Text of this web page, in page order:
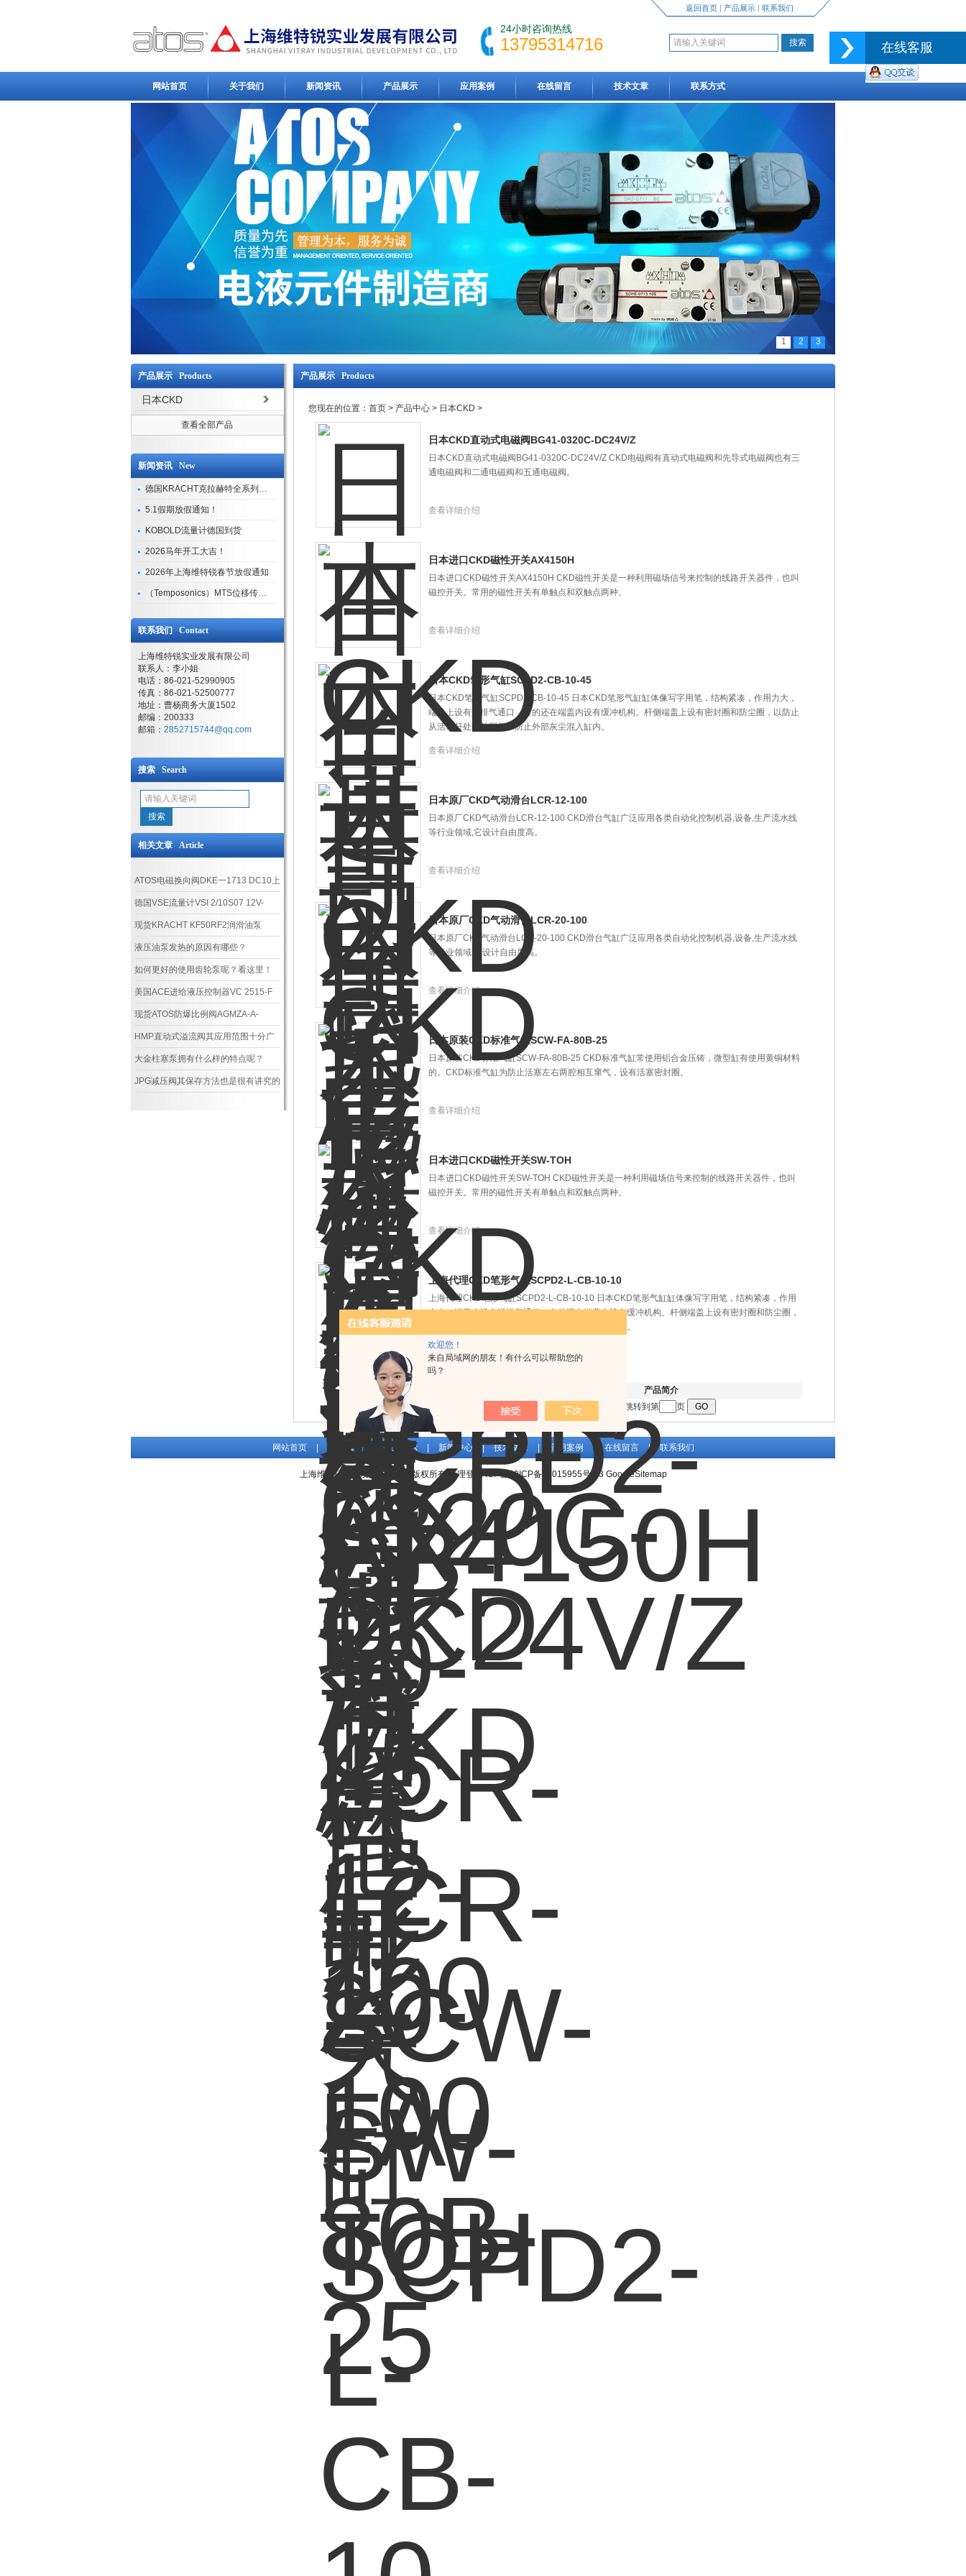
欢迎您！
来自局域网的朋友！有什么可以帮助您的
吗？
返回首页| 产品展示| 联系我们
24小时咨询热线
13795314716
网站首页 关于我们 新闻资讯 产品展示 应用案例 在线留言 技术文章 联系方式
1 2 3
产品展示 Products
日本CKD
查看全部产品
新闻资讯 New
德国KRACHT克拉赫特全系列现货库存
5.1假期放假通知！
KOBOLD流量计德国到货
2026马年开工大吉！
2026年上海维特锐春节放假通知
（Temposonics）MTS位移传感器现货库存型号
联系我们 Contact
上海维特锐实业发展有限公司
联系人：李小姐
电话：86-021-52990905
传真：86-021-52500777
地址：曹杨商务大厦1502
邮编：200333
邮箱： 2852715744@qq.com
搜索 Search
相关文章 Article
ATOS电磁换向阀DKE一1713 DC10上
海工厂现货
德国VSE流量计VSI 2/10S07 12V-
42R11/5现货渠道认准上海维特锐
现货KRACHT KF50RF2润滑油泵
液压油泵发热的原因有哪些？
如何更好的使用齿轮泵呢？看这里！
美国ACE进给液压控制器VC 2515-F
性能特点
现货ATOS防爆比例阀AGMZA-A-
20/250/PA-GK-24
HMP直动式溢流阀其应用范围十分广
泛，主要涵盖以下几个核心领域
大金柱塞泵拥有什么样的特点呢？
JPG减压阀其保存方法也是很有讲究的
产品展示 Products
您现在的位置： 首页 > 产品中心 > 日本CKD >
日本CKD直动式电磁阀BG41-0320C-DC24V/Z
日本CKD直动式电磁阀BG41-0320C-DC24V/Z CKD电磁阀有直动式电磁阀和先导式电磁阀也有三
通电磁阀和二通电磁阀和五通电磁阀。
查看详细介绍
日本进口CKD磁性开关AX4150H
日本进口CKD磁性开关AX4150H CKD磁性开关是一种利用磁场信号来控制的线路开关器件，也叫
磁控开关。常用的磁性开关有单触点和双触点两种。
查看详细介绍
日本CKD笔形气缸SCPD2-CB-10-45
日本CKD笔形气缸SCPD2-CB-10-45 日本CKD笔形气缸缸体像写字用笔，结构紧凑，作用力大，
端盖上设有进排气通口，有的还在端盖内设有缓冲机构。杆侧端盖上设有密封圈和防尘圈，以防止
从活塞杆处向外漏气和防止外部灰尘混入缸内。
查看详细介绍
日本原厂CKD气动滑台LCR-12-100
日本原厂CKD气动滑台LCR-12-100 CKD滑台气缸广泛应用各类自动化控制机器,设备,生产流水线
等行业领域,它设计自由度高。
查看详细介绍
日本原厂CKD气动滑台LCR-20-100
日本原厂CKD气动滑台LCR-20-100 CKD滑台气缸广泛应用各类自动化控制机器,设备,生产流水线
等行业领域,它设计自由度高。
查看详细介绍
日本原装CKD标准气缸SCW-FA-80B-25
日本原装CKD标准气缸SCW-FA-80B-25 CKD标准气缸常使用铝合金压铸，微型缸有使用黄铜材料
的。CKD标准气缸为防止活塞左右两腔相互窜气，设有活塞密封圈。
查看详细介绍
日本进口CKD磁性开关SW-TOH
日本进口CKD磁性开关SW-TOH CKD磁性开关是一种利用磁场信号来控制的线路开关器件，也叫
磁控开关。常用的磁性开关有单触点和双触点两种。
查看详细介绍
上海代理CKD笔形气缸SCPD2-L-CB-10-10
上海代理CKD笔形气缸SCPD2-L-CB-10-10 日本CKD笔形气缸缸体像写字用笔，结构紧凑，作用
力大，端盖上设有进排气通口，有的还在端盖内设有缓冲机构。杆侧端盖上设有密封圈和防尘圈，
以防止从活塞杆处向外漏气和防止外部灰尘混入缸内。
查看详细介绍
产品图片
产品简介
共 16 条记录，当前 1 / 2 页 首页 上一页下一页 跳转到第 页
网站首页 关于我们 产品展示 新闻中心 | 技术文章 应用案例 | 在线留言 | 联系我们
上海维特锐实业发展有限公司版权所有 管理登陆ICP备: 沪ICP备13015955号-33 GoogleSitemap
在线客服